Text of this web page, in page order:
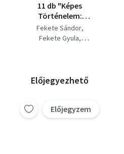
11 db "Képes
Történelem:
Magyarország;
Fortélyos félelem
Mindenkihez!;
Magyarország
Ős napkelet; A
reneszánsz világa;
Fekete Sándor
Fekete Gyula
...és még sokan mások
Előjegyezhető
Előjegyzem